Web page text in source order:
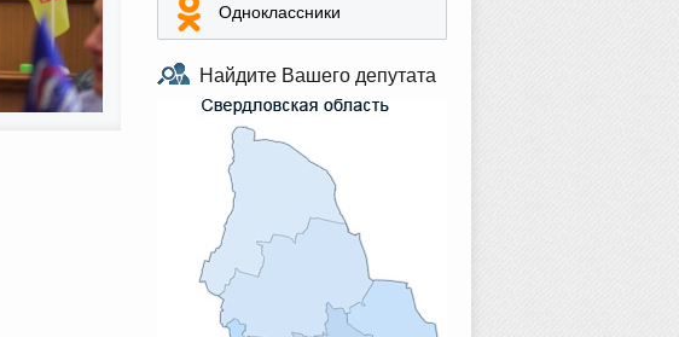
Одноклассники
Найдите Вашего депутата